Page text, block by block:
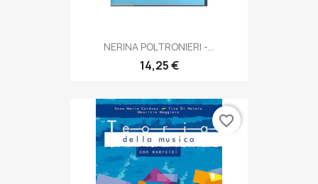
NERINA POLTRONIERI -...
14,25 €
favorite_border